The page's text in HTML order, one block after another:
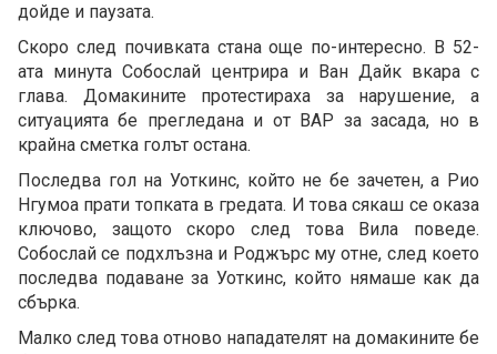
дойде и паузата.
Скоро след почивката стана още по-интересно. В 52-
ата минута Собослай центрира и Ван Дайк вкара с
глава. Домакините протестираха за нарушение, а
ситуацията бе прегледана и от ВАР за засада, но в
крайна сметка голът остана.
Последва гол на Уоткинс, който не бе зачетен, а Рио
Нгумоа прати топката в гредата. И това сякаш се оказа
ключово, защото скоро след това Вила поведе.
Собослай се подхлъзна и Роджърс му отне, след което
последва подаване за Уоткинс, който нямаше как да
сбърка.
Малко след това отново нападателят на домакините бе